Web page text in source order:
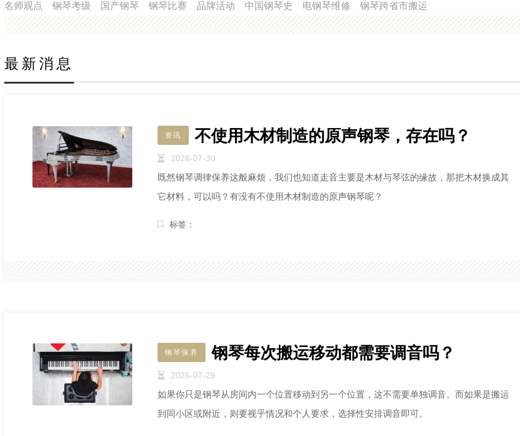
名师观点
钢琴考级 国产钢琴 钢琴比赛 品牌活动 中国钢琴史 电钢琴维修 钢琴跨省市搬运
最新消息
资讯 不使用木材制造的原声钢琴，存在吗？
2026-07-30
既然钢琴调律保养这般麻烦，我们也知道走音主要是木材与琴弦的缘故，那把木材换成其
它材料，可以吗？有没有不使用木材制造的原声钢琴呢？
标签：
钢琴保养 钢琴每次搬运移动都需要调音吗？
2026-07-29
如果你只是钢琴从房间内一个位置移动到另一个位置，这不需要单独调音。而如果是搬运
到同小区或附近，则要视乎情况和个人要求，选择性安排调音即可。